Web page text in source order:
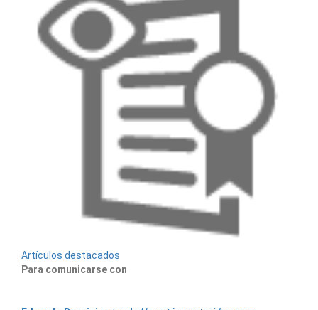
Artículos destacados
Para comunicarse con